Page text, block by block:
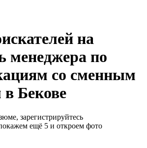
на
менеджера по
со сменным
Бекове
зарегистрируйтесь
ещё 5 и откроем фото